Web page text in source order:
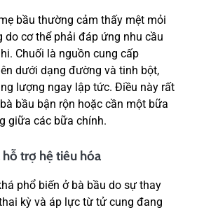
bầu thường cảm thấy mệt mỏi
do cơ thể phải đáp ứng nhu cầu
Chuối là nguồn cung cấp
dưới dạng đường và tinh bột,
lượng ngay lập tức. Điều này rất
bầu bận rộn hoặc cần một bữa
giữa các bữa chính.
hỗ trợ hệ tiêu hóa
phổ biến ở bà bầu do sự thay
kỳ và áp lực từ tử cung đang